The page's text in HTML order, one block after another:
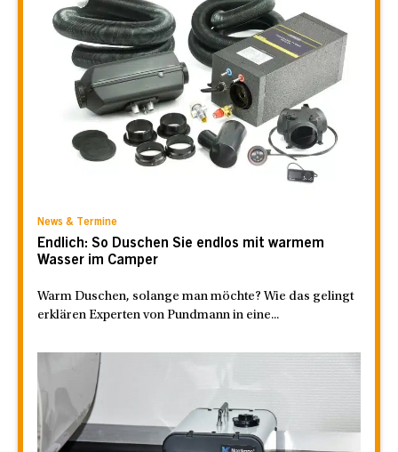
News & Termine
Endlich: So Duschen Sie endlos mit warmem
Wasser im Camper
Warm Duschen, solange man möchte? Wie das gelingt
erklären Experten von Pundmann in eine...